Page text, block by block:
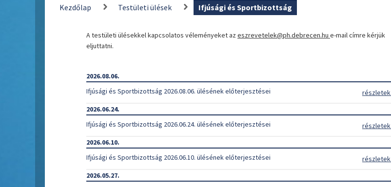
Kezdőlap Testületi ülések Ifjúsági és Sportbizottság
A testületi ülésekkel kapcsolatos véleményeket azeszrevetelek@ph.debrecen.hu e-mail címre kérjük
eljuttatni.
2026.08.06.
Ifjúsági és Sportbizottság 2026.08.06. ülésének előterjesztései
részletek
2026.06.24.
Ifjúsági és Sportbizottság 2026.06.24. ülésének előterjesztései
részletek
2026.06.10.
Ifjúsági és Sportbizottság 2026.06.10. ülésének előterjesztései
részletek
2026.05.27.